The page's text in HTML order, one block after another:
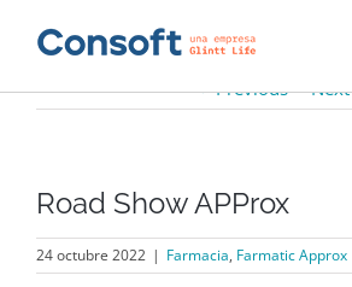
Previous Next
Road Show APProx
24 octubre 2022 | Farmacia, Farmatic Approx